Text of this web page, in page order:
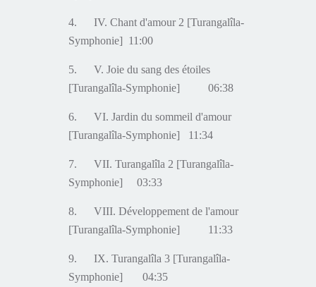
4. IV. Chant d'amour 2 [Turangalîla-
Symphonie] 11:00
5. V. Joie du sang des étoiles
[Turangalîla-Symphonie] 06:38
6. VI. Jardin du sommeil d'amour
[Turangalîla-Symphonie] 11:34
7. VII. Turangalîla 2 [Turangalîla-
Symphonie] 03:33
8. VIII. Développement de l'amour
[Turangalîla-Symphonie] 11:33
9. IX. Turangalîla 3 [Turangalîla-
Symphonie] 04:35